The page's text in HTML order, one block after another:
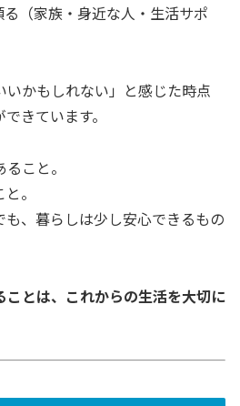
（家族・身近な人・生活サポ
いかもしれない」と感じた時点
きています。
こと。
。
も、暮らしは少し安心できるもの
ことは、これからの生活を大切に